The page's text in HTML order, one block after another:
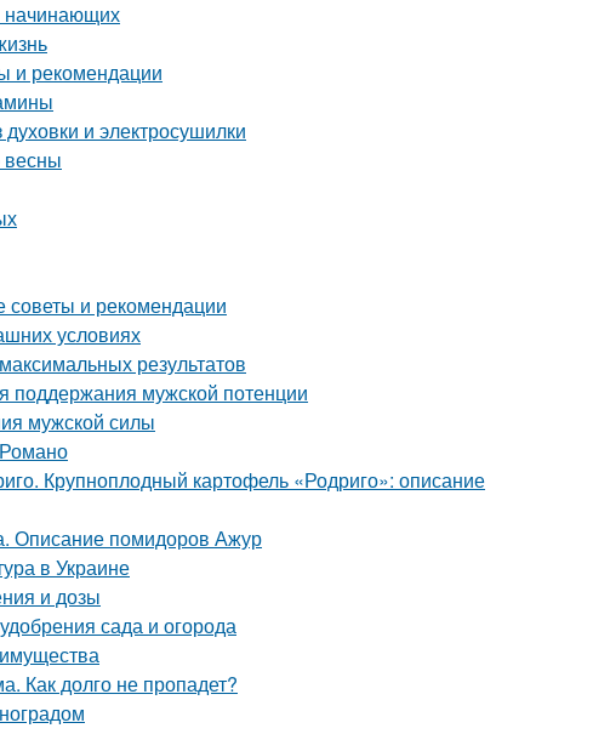
начинающих
и рекомендации
и электросушилки
весны
советы и рекомендации
условиях
результатов
поддержания мужской потенции
мужской силы
Крупноплодный картофель «Родриго»: описание
Описание помидоров Ажур
в Украине
и дозы
сада и огорода
Как долго не пропадет?